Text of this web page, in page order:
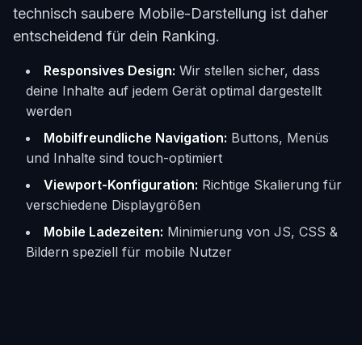
technisch saubere Mobile-Darstellung ist daher
entscheidend für dein Ranking.
Responsives Design: Wir stellen sicher, dass
deine Inhalte auf jedem Gerät optimal dargestellt
werden
Mobilfreundliche Navigation: Buttons, Menüs
und Inhalte sind touch-optimiert
Viewport-Konfiguration: Richtige Skalierung für
verschiedene Displaygrößen
Mobile Ladezeiten: Minimierung von JS, CSS &
Bildern speziell für mobile Nutzer